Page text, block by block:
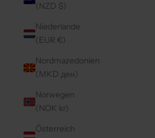
(NZD $)
Niederlande
(EUR €)
Nordmazedonien
(MKD ден)
Norwegen
(NOK kr)
Österreich